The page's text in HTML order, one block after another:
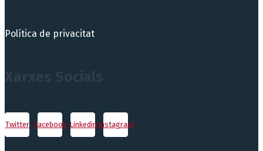
Política de privacitat
Twitter Facebook Linkedin Instagram